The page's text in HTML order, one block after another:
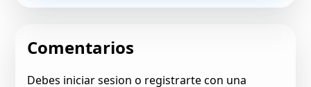
Comentarios
Debes iniciar sesion o registrarte con una